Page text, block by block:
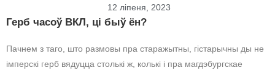
12 ліпеня, 2023
Герб часоў ВКЛ, ці быў ён?
Пачнем з таго, што размовы пра старажытны, гістарычны ды не
імперскі герб вядуцца столькі ж, колькі і пра магдэбургскае